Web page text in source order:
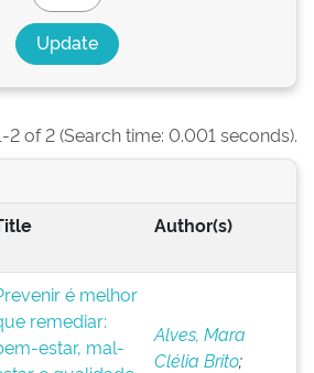
2 of 2 (Search time: 0.001 seconds).
Author(s)
é melhor
remediar:
estar, mal-
Alves, Mara
Clélia Brito;